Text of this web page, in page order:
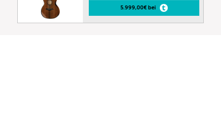
5.999,00€ bei